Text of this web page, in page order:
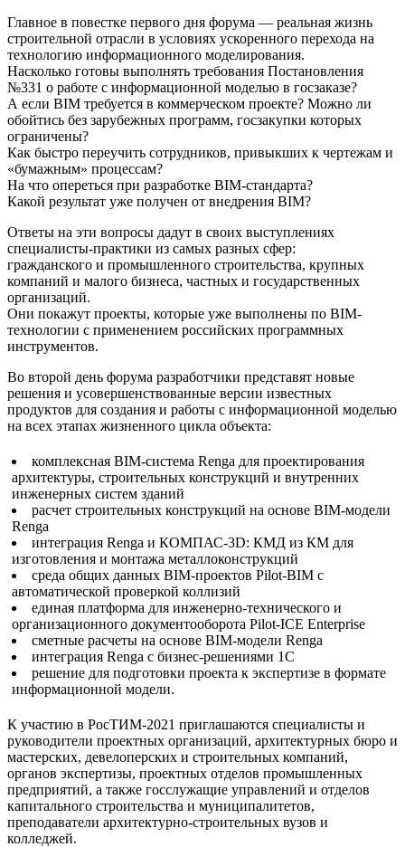
Главное в повестке первого дня форума — реальная жизнь
строительной отрасли в условиях ускоренного перехода на
технологию информационного моделирования.
Насколько готовы выполнять требования Постановления
№331 о работе с информационной моделью в госзаказе?
А если BIM требуется в коммерческом проекте? Можно ли
обойтись без зарубежных программ, госзакупки которых
ограничены?
Как быстро переучить сотрудников, привыкших к чертежам и
«бумажным» процессам?
На что опереться при разработке BIM-стандарта?
Какой результат уже получен от внедрения BIM?
Ответы на эти вопросы дадут в своих выступлениях
специалисты-практики из самых разных сфер:
гражданского и промышленного строительства, крупных
компаний и малого бизнеса, частных и государственных
организаций.
Они покажут проекты, которые уже выполнены по BIM-
технологии с применением российских программных
инструментов.
Во второй день форума разработчики представят новые
решения и усовершенствованные версии известных
продуктов для создания и работы с информационной моделью
на всех этапах жизненного цикла объекта:
комплексная BIM-система Renga для проектирования
архитектуры, строительных конструкций и внутренних
инженерных систем зданий
расчет строительных конструкций на основе BIM-модели
Renga
интеграция Renga и КОМПАС-3D: КМД из КМ для
изготовления и монтажа металлоконструкций
среда общих данных BIM-проектов Pilot-BIM с
автоматической проверкой коллизий
единая платформа для инженерно-технического и
организационного документооборота Pilot-ICE Enterprise
сметные расчеты на основе BIM-модели Renga
интеграция Renga c бизнес-решениями 1С
решение для подготовки проекта к экспертизе в формате
информационной модели.
К участию в РосТИМ-2021 приглашаются специалисты и
руководители проектных организаций, архитектурных бюро и
мастерских, девелоперских и строительных компаний,
органов экспертизы, проектных отделов промышленных
предприятий, а также госслужащие управлений и отделов
капитального строительства и муниципалитетов,
преподаватели архитектурно-строительных вузов и
колледжей.